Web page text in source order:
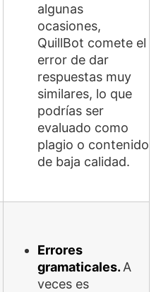
algunas
ocasiones,
QuillBot comete el
error de dar
respuestas muy
similares, lo que
podrías ser
evaluado como
plagio o contenido
de baja calidad.
Errores
gramaticales. A
veces es